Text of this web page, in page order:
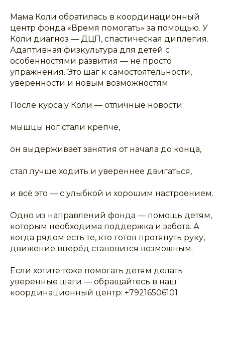
Мама Коли обратилась в координационный
центр фонда «Время помогать» за помощью. У
Коли диагноз — ДЦП, спастическая диплегия.
Адаптивная физкультура для детей с
особенностями развития — не просто
упражнения. Это шаг к самостоятельности,
уверенности и новым возможностям.
После курса у Коли — отличные новости:
мышцы ног стали крепче,
он выдерживает занятия от начала до конца,
стал лучше ходить и увереннее двигаться,
и всё это — с улыбкой и хорошим настроением.
Одно из направлений фонда — помощь детям,
которым необходима поддержка и забота. А
когда рядом есть те, кто готов протянуть руку,
движение вперёд становится возможным.
Если хотите тоже помогать детям делать
уверенные шаги — обращайтесь в наш
координационный центр: +79216506101